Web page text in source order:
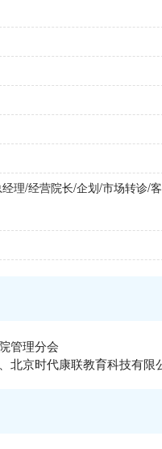
理/经营院长/企划/市场转诊/
管理分会
北京时代康联教育科技有限